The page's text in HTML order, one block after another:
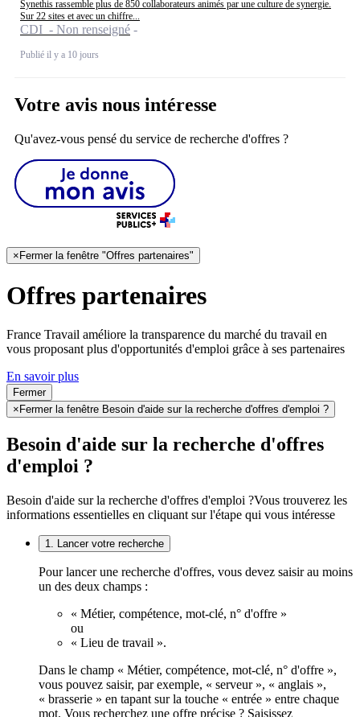
Synethis rassemble plus de 850 collaborateurs animés par une culture de synergie.
Sur 22 sites et avec un chiffre...
CDI - Non renseigné
Publié il y a 10 jours
Votre avis nous intéresse
Qu'avez-vous pensé du service de recherche d'offres ?
×Fermer la fenêtre "Offres partenaires"
Offres partenaires
France Travail améliore la transparence du marché du travail en
vous proposant plus d'opportunités d'emploi grâce à ses partenaires
En savoir plus
Fermer
× Fermer la fenêtre Besoin d'aide sur la recherche d'offres d'emploi ?
Besoin d'aide sur la recherche d'offres
d'emploi ?
Besoin d'aide sur la recherche d'offres d'emploi ?Vous trouverez les
informations essentielles en cliquant sur l'étape qui vous intéresse
1. Lancer votre recherche
Pour lancer une recherche d'offres, vous devez saisir au moins
un des deux champs :
« Métier, compétence, mot-clé, n° d'offre »
ou
« Lieu de travail ».
Dans le champ « Métier, compétence, mot-clé, n° d'offre »,
vous pouvez saisir, par exemple, « serveur », « anglais »,
« brasserie » en tapant sur la touche « entrée » entre chaque
mot. Vous recherchez une offre précise ? Saisissez